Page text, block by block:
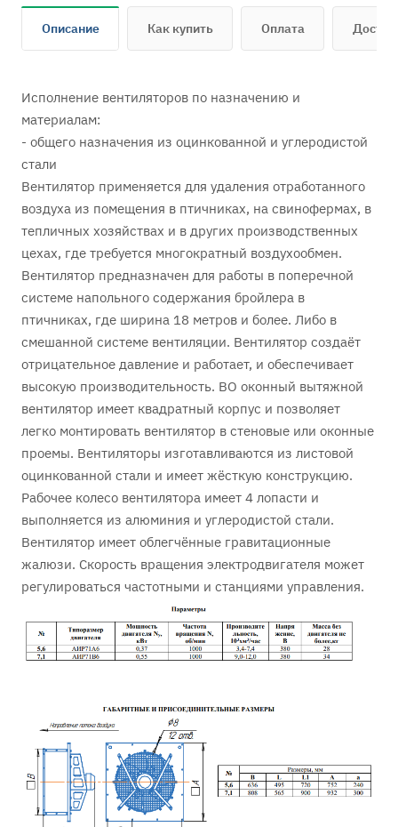
Описание Как купить Оплата
Исполнение вентиляторов по назначению и
материалам:
- общего назначения из оцинкованной и углеродистой
стали
Вентилятор применяется для удаления отработанного
воздуха из помещения в птичниках, на свинофермах, в
тепличных хозяйствах и в других производственных
цехах, где требуется многократный воздухообмен.
Вентилятор предназначен для работы в поперечной
системе напольного содержания бройлера в
птичниках, где ширина 18 метров и более. Либо в
смешанной системе вентиляции. Вентилятор создаёт
отрицательное давление и работает, и обеспечивает
высокую производительность. ВО оконный вытяжной
вентилятор имеет квадратный корпус и позволяет
легко монтировать вентилятор в стеновые или оконные
проемы. Вентиляторы изготавливаются из листовой
оцинкованной стали и имеет жёсткую конструкцию.
Рабочее колесо вентилятора имеет 4 лопасти и
выполняется из алюминия и углеродистой стали.
Вентилятор имеет облегчённые гравитационные
жалюзи. Скорость вращения электродвигателя может
регулироваться частотными и станциями управления.